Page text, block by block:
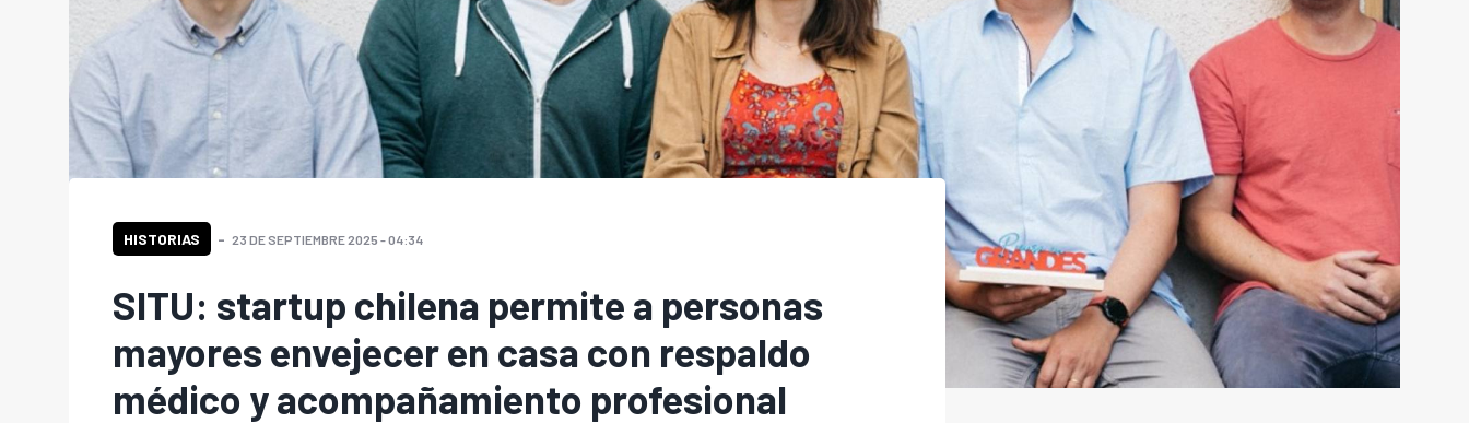
HISTORIAS 23 DE SEPTIEMBRE 2025 - 04:34
SITU: startup chilena permite a personas
mayores envejecer en casa con respaldo
médico y acompañamiento profesional